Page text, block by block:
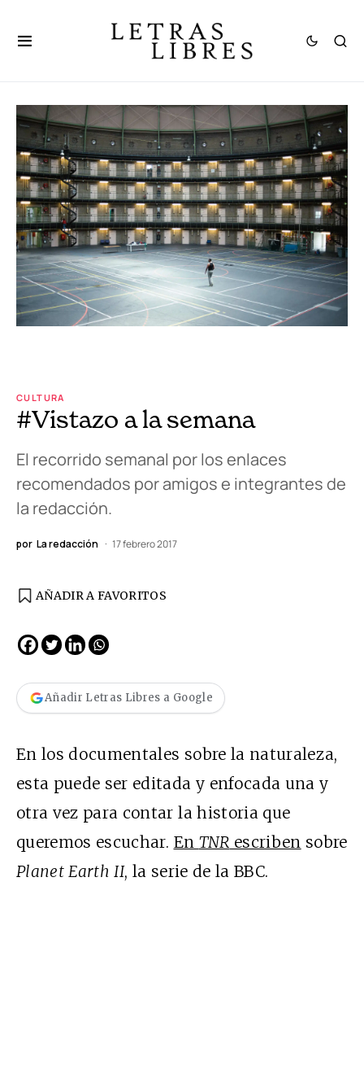
CULTURA
#Vistazo a la semana
El recorrido semanal por los enlaces
recomendados por amigos e integrantes de
la redacción.
por La redacción 17 febrero 2017
AÑADIR A FAVORITOS
Añadir Letras Libres a Google
En los documentales sobre la naturaleza,
esta puede ser editada y enfocada una y
otra vez para contar la historia que
queremos escuchar. En TNR escriben sobre
Planet Earth II, la serie de la BBC.